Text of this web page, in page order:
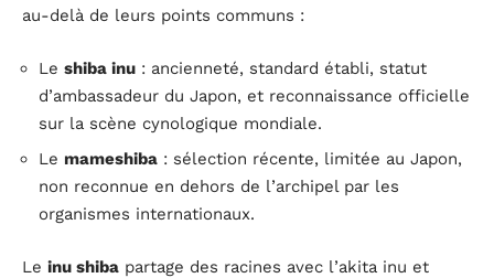
au-delà de leurs points communs :
Le shiba inu : ancienneté, standard établi, statut
d’ambassadeur du Japon, et reconnaissance officielle
sur la scène cynologique mondiale.
Le mameshiba : sélection récente, limitée au Japon,
non reconnue en dehors de l’archipel par les
organismes internationaux.
Le inu shiba partage des racines avec l’akita inu et